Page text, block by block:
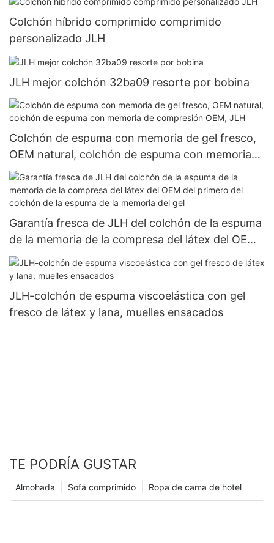
Colchón híbrido comprimido comprimido
personalizado JLH
JLH mejor colchón 32ba09 resorte por bobina
Colchón de espuma con memoria de gel fresco,
OEM natural, colchón de espuma con memoria
de compresión OEM, JLH
Garantía fresca de JLH del colchón de la espuma
de la memoria de la compresa del látex del OEM
del primero del colchón de la espuma de la
memoria del gel
JLH-colchón de espuma viscoelástica con gel
fresco de látex y lana, muelles ensacados
TE PODRÍA GUSTAR
Ropa de cama de hotel
Sofá comprimido
Almohada